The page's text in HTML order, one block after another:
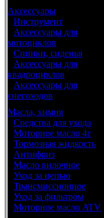
Аксессуары
Инструмент
Аксессуары для
мотоциклов
Спинки, сиденья
Аксессуары для
квадроциклов
Аксессуары для
снегоходов
Масла, химия
Средства для ухода
Моторное масло 4т
Тормозная жидкость
Антифриз
Масло вилочное
Уход за цепью
Трансмиссионное
Уход за фильтром
Моторное масло ATV